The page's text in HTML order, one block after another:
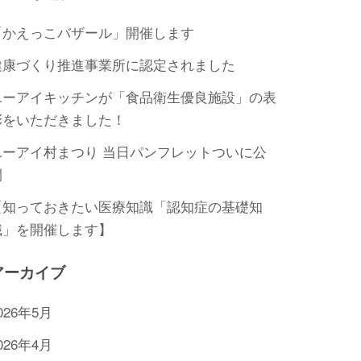
えっこバザール」開催します
づくり推進事業所に認定されました
アイキッチンが「食品衛生優良施設」の表
いただきました！
アイ村まつり 当日パンフレットついに公
っておきたい医療知識「認知症の基礎知
を開催します】
ーカイブ
年5月
年4月